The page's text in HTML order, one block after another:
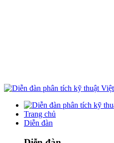
Trang chủ
Diễn đàn